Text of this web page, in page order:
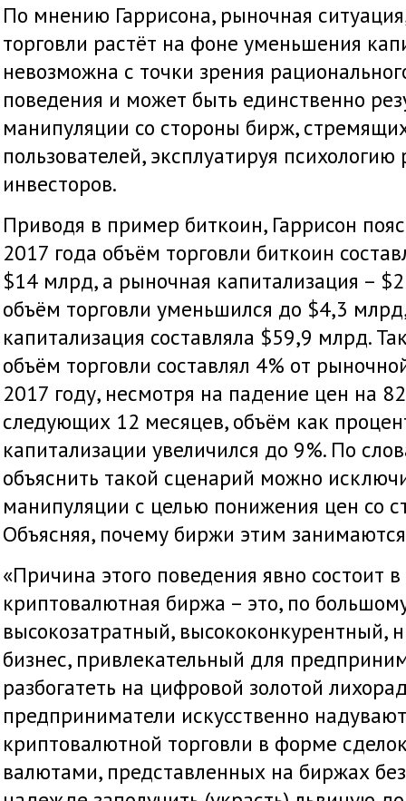
По мнению Гаррисона, рыночная
торговли растёт на фоне уменьшения
невозможна с точки зрения
поведения и может быть единственно
манипуляции со стороны бирж,
пользователей, эксплуатируя
инвесторов.
Приводя в пример биткоин, Гаррисон
2017 года объём торговли биткоин
$14 млрд, а рыночная капитализация –
объём торговли уменьшился до $4,3
капитализация составляла $59,9 млрд.
объём торговли составлял 4% от
2017 году, несмотря на падение цен на
следующих 12 месяцев, объём как
капитализации увеличился до 9%. По
объяснить такой сценарий можно
манипуляции с целью понижения цен со
Объясняя, почему биржи этим
«Причина этого поведения явно состоит
криптовалютная биржа – это, по
высокозатратный, высококонкурентный,
бизнес, привлекательный для
разбогатеть на цифровой золотой
предприниматели искусственно
криптовалютной торговли в форме
валютами, представленных на биржах